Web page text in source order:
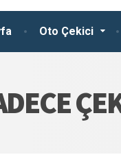
Oto Çekici